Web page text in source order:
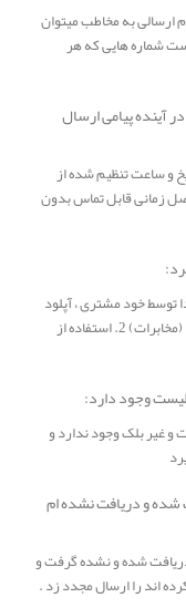
به مخاطب میتوان
شماره هایی که هر
آینده پیامی ارسال
و ساعت تنظیم شده از
زمانی قابل تماس بدون
انجام داد : 1.ضبط صدا توسط خود مشتری ، آپلود
فایل روی پنل و ارسال پس از تایید توسط همکاران ما (مخابرات) 2. استفاده از
بلک وجود ندارد و
و دریافت نشده ام
شده و نشده گرفت و
اند را ارسال مجدد زد .